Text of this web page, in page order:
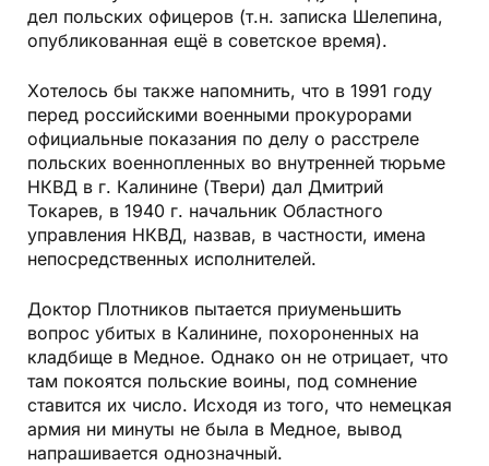
дел польских офицеров (т.н. записка Шелепина,
опубликованная ещё в советское время).
Хотелось бы также напомнить, что в 1991 году
перед российскими военными прокурорами
официальные показания по делу о расстреле
польских военнопленных во внутренней тюрьме
НКВД в г. Калинине (Твери) дал Дмитрий
Токарев, в 1940 г. начальник Областного
управления НКВД, назвав, в частности, имена
непосредственных исполнителей.
Доктор Плотников пытается приуменьшить
вопрос убитых в Калинине, похороненных на
кладбище в Медное. Однако он не отрицает, что
там покоятся польские воины, под сомнение
ставится их число. Исходя из того, что немецкая
армия ни минуты не была в Медное, вывод
напрашивается однозначный.